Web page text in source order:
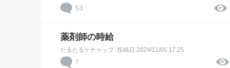
53
薬剤師の時給
たるたるケチャップ 投稿日:2024/11/05 17:25
7